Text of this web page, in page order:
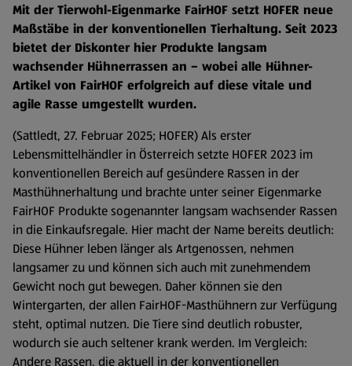
Mit der Tierwohl-Eigenmarke FairHOF setzt HOFER neue
Maßstäbe in der konventionellen Tierhaltung. Seit 2023
bietet der Diskonter hier Produkte langsam
wachsender Hühnerrassen an – wobei alle Hühner-
Artikel von FairHOF erfolgreich auf diese vitale und
agile Rasse umgestellt wurden.
(Sattledt, 27. Februar 2025; HOFER) Als erster
Lebensmittelhändler in Österreich setzte HOFER 2023 im
konventionellen Bereich auf gesündere Rassen in der
Masthühnerhaltung und brachte unter seiner Eigenmarke
FairHOF Produkte sogenannter langsam wachsender Rassen
in die Einkaufsregale. Hier macht der Name bereits deutlich:
Diese Hühner leben länger als Artgenossen, nehmen
langsamer zu und können sich auch mit zunehmendem
Gewicht noch gut bewegen. Daher können sie den
Wintergarten, der allen FairHOF-Masthühnern zur Verfügung
steht, optimal nutzen. Die Tiere sind deutlich robuster,
wodurch sie auch seltener krank werden. Im Vergleich:
Andere Rassen, die aktuell in der konventionellen